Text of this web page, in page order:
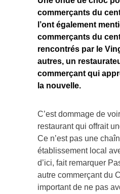
commerçants du
l’ont également
commerçants du
rencontrés par le
autres, un
commerçant qui
la nouvelle.
C’est dommage de
restaurant qui offrait
Ce n’est pas une
établissement local
d’ici, fait remarquer
autre commerçant du
important de ne pas